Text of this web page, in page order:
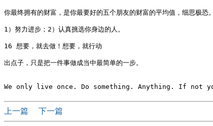
你最终拥有的财富，是你最要好的五个朋友的财富的平均值，细思极恐。
1）努力进步；2）认真挑选你身边的人。
16 想要，就去做！想要，就行动
出点子，只是把一件事做成当中最简单的一步。
上一篇 下一篇